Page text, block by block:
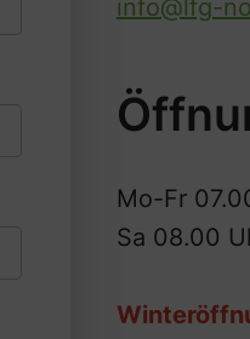
info@lfg-
Mo-Fr
Sa 08.00